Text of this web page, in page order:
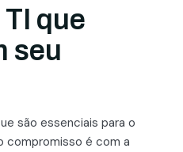
que
seu
são essenciais para o
compromisso é com a